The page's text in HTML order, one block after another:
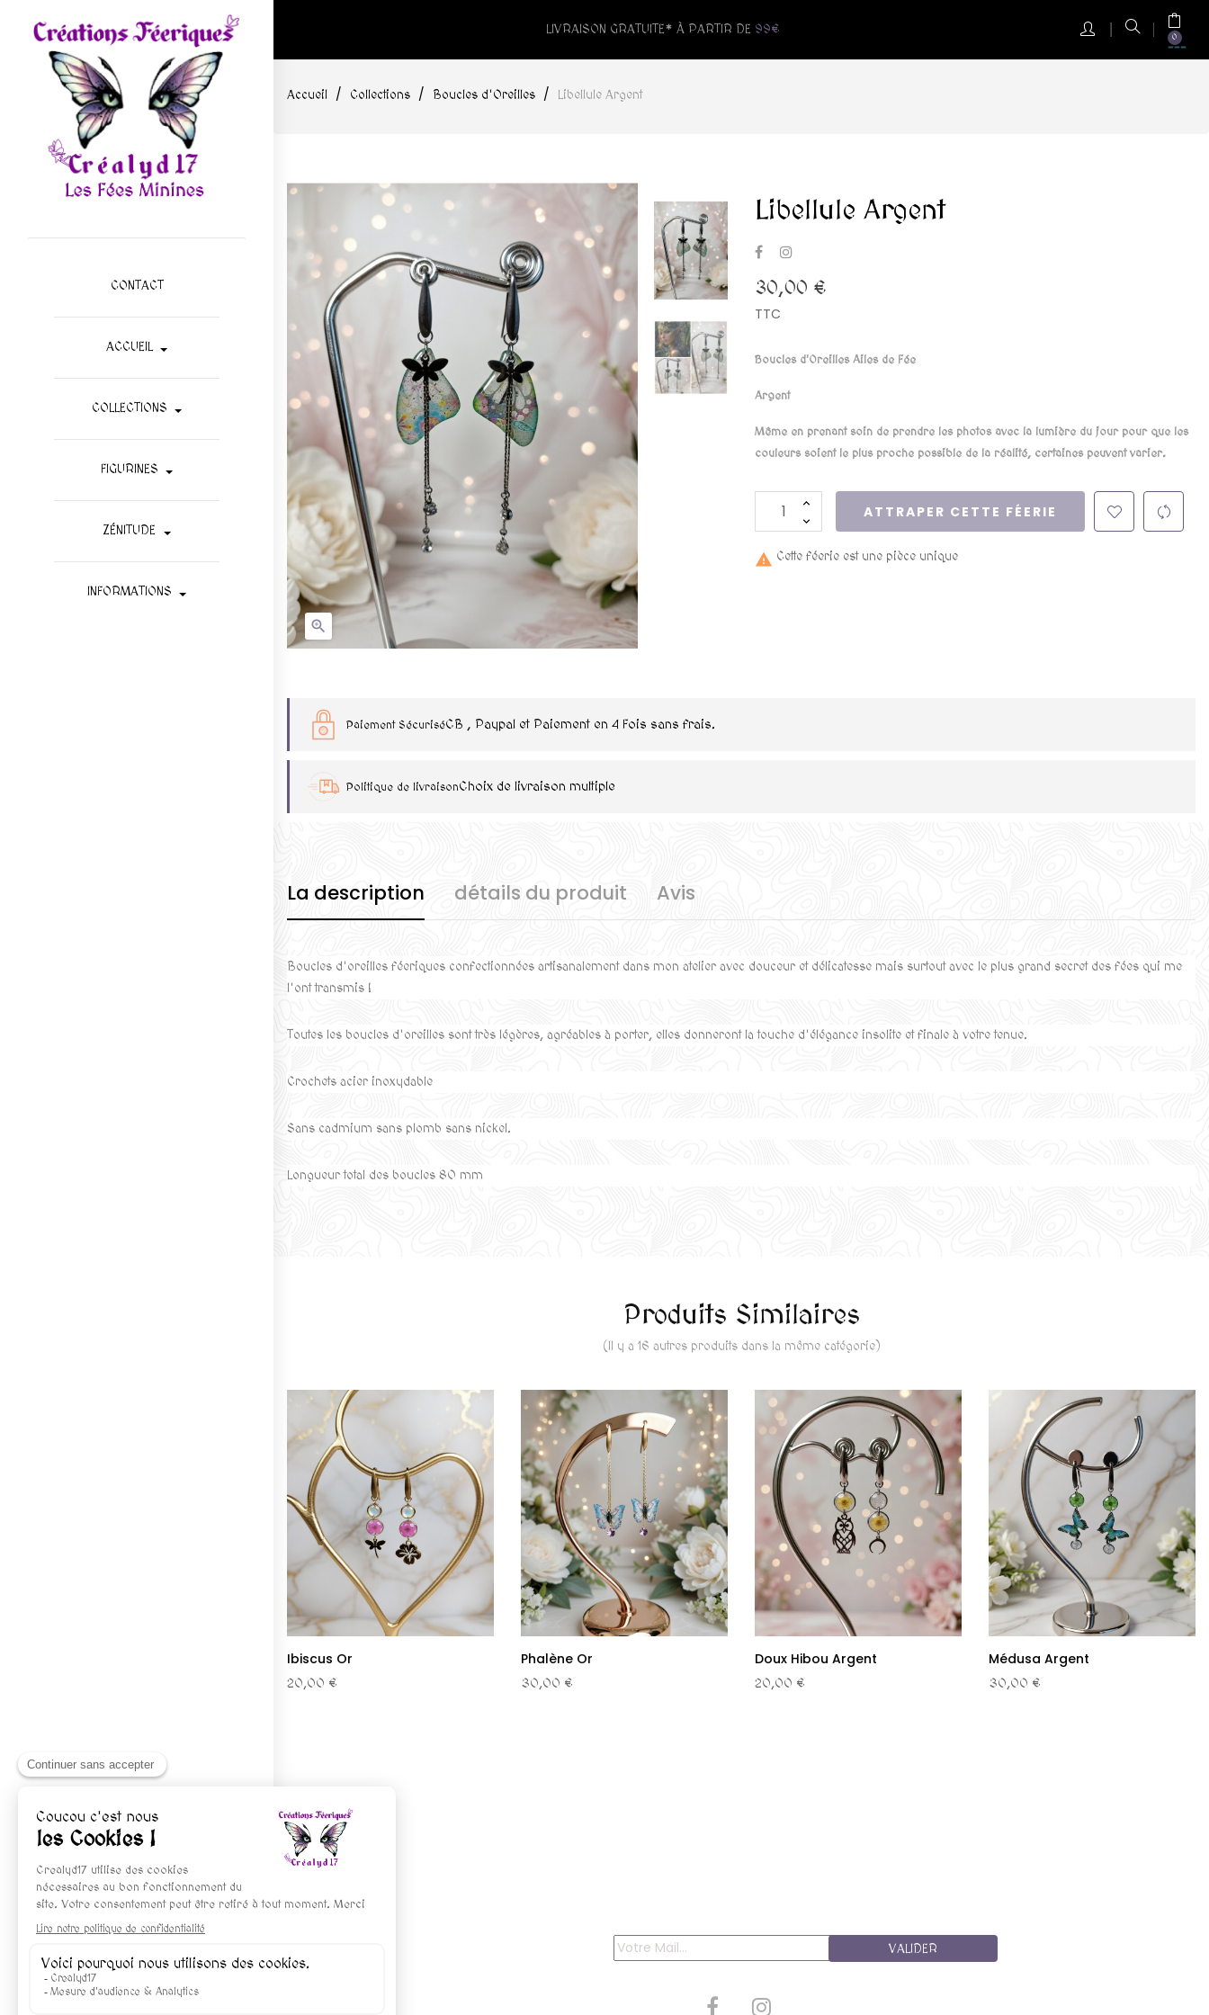
LIVRAISON GRATUITE* À PARTIR DE 99€
0
CONTACT
ACCUEIL
COLLECTIONS
FIGURINES
ZÉNITUDE
INFORMATIONS
Accueil Collections Boucles d'Oreilles Libellule Argent

Libellule Argent
30,00 €
TTC
Boucles d'Oreilles Ailes de Fée
Argent
Même en prenant soin de prendre les photos avec la lumière du jour pour que les
couleurs soient le plus proche possible de la réalité, certaines peuvent varier.
ATTRAPER CETTE FÉERIE
 Cette féerie est une pièce unique
Paiement SécuriséCB , Paypal et Paiement en 4 Fois sans frais.
Politique de livraisonChoix de livraison multiple
La description détails du produit Avis
Boucles d'oreilles féeriques confectionnées artisanalement dans mon atelier avec douceur et délicatesse mais surtout avec le plus grand secret des fées qui me
l'ont transmis !
Toutes les boucles d'oreilles sont très légères, agréables à porter, elles donneront la touche d'élégance insolite et finale à votre tenue.
Crochets acier inoxydable
Sans cadmium sans plomb sans nickel.
Longueur total des boucles 80 mm
Produits Similaires
(Il y a 16 autres produits dans la même catégorie)
Ibiscus Or
20,00 €
Phalène Or
30,00 €
Doux Hibou Argent
20,00 €
Médusa Argent
30,00 €
VALIDER